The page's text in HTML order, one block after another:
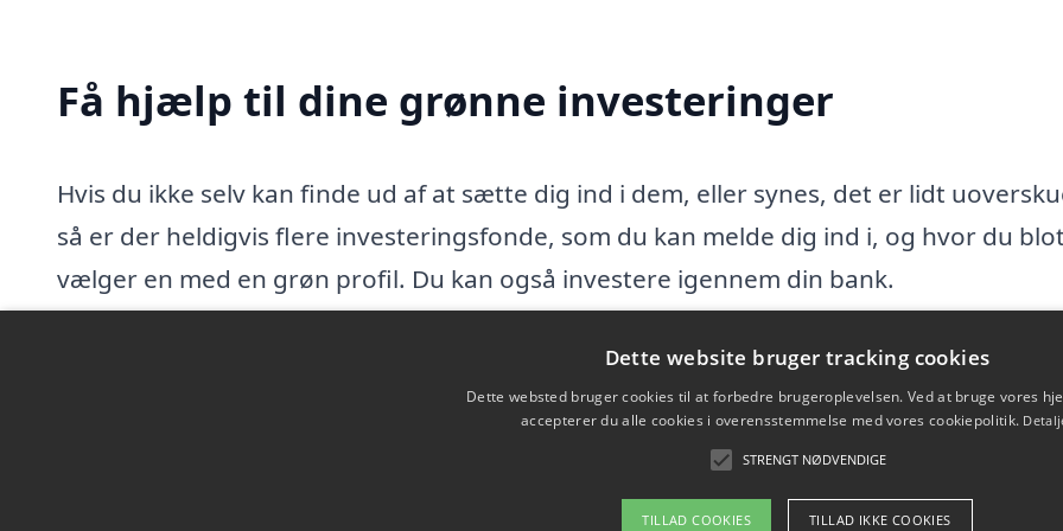
Få hjælp til dine grønne investeringer
Hvis du ikke selv kan finde ud af at sætte dig ind i dem, eller synes, det er lidt
så er der heldigvis flere investeringsfonde, som du kan melde dig ind i, og hvor du blot
vælger en med en grøn profil. Du kan også investere igennem din bank.
Hvis du vælger at investere gennem en investeringsfond eller via din bank, så skal du
opmærksom på, at de tager sig betalt for ulejligheden. Til gengæld er det nemt for
du behøver ikke at gøre ret meget arbejde selv. Det er derfor en nem mulighed for dig
Dette website bruger tracking cookies
Dette websted bruger cookies til at forbedre brugeroplevelsen. Ved at bruge vores
accepterer du alle cookies i overensstemmelse med vores cookiepolitik.
STRENGT NØDVENDIGE
TILLAD COOKIES TILLAD IKKE COOKIES